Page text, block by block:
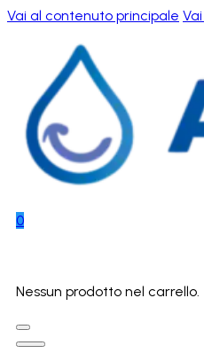
Vai al contenuto principale
0
Nessun prodotto nel carrello.